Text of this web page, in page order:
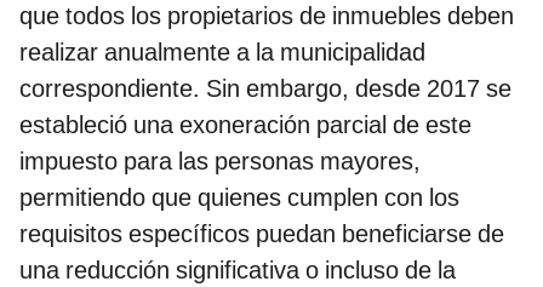
que todos los propietarios de inmuebles deben
realizar anualmente a la municipalidad
correspondiente. Sin embargo, desde 2017 se
estableció una exoneración parcial de este
impuesto para las personas mayores,
permitiendo que quienes cumplen con los
requisitos específicos puedan beneficiarse de
una reducción significativa o incluso de la